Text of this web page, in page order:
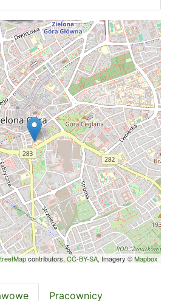
contributors, CC-BY-SA, Imagery ©Mapbox
Pracownicy